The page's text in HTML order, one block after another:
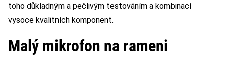
toho důkladným a pečlivým testováním a kombinací
vysoce kvalitních komponent.
Malý mikrofon na rameni